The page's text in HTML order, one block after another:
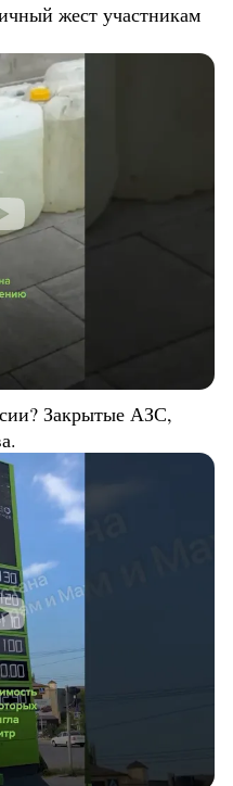
жест участникам
Закрытые АЗС,